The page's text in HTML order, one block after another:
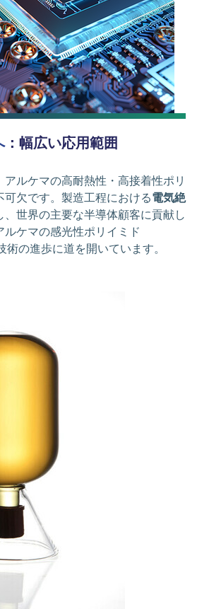
：幅広い応用範囲
ルケマの高耐熱性・高接着性ポリ
欠です。製造工程における電気絶
、世界の主要な半導体顧客に貢献し
ケマの感光性ポリイミド
術の進歩に道を開いています。